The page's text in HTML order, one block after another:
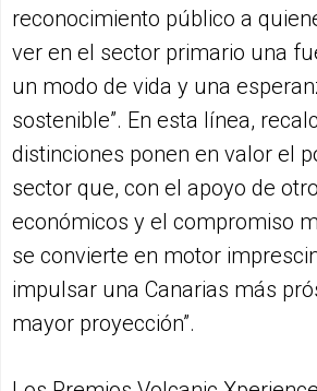
reconocimiento público a
ver en el sector primario una
un modo de vida y una
sostenible”. En esta línea,
distinciones ponen en valor el
sector que, con el apoyo de
económicos y el compromiso
se convierte en motor
impulsar una Canarias más
mayor proyección”.